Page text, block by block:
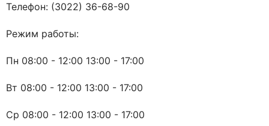
Телефон: (3022) 36-68-90
Режим работы:
Пн 08:00 - 12:00 13:00 - 17:00
Вт 08:00 - 12:00 13:00 - 17:00
Ср 08:00 - 12:00 13:00 - 17:00